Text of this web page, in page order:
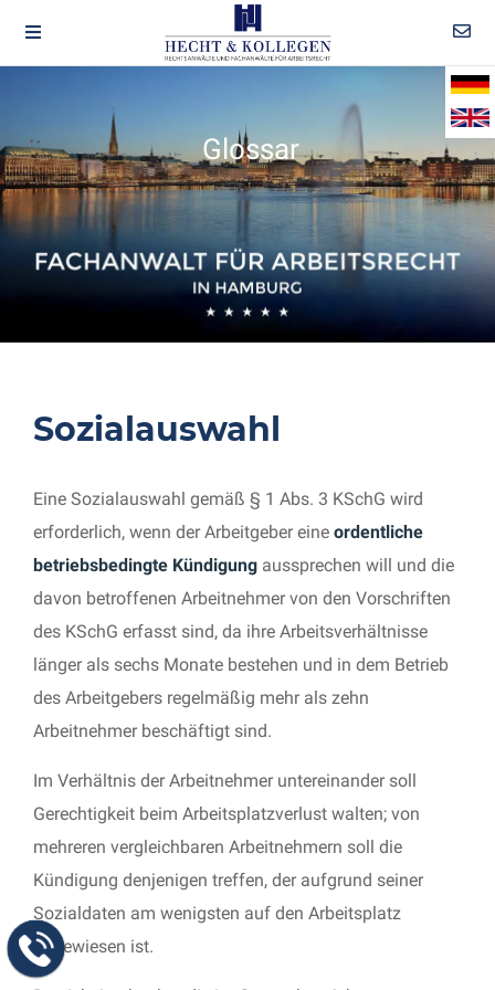
Glossar
Sozialauswahl
Eine Sozialauswahl gemäß § 1 Abs. 3 KSchG wird
erforderlich, wenn der Arbeitgeber eine ordentliche
betriebsbedingte Kündigung aussprechen will und die
davon betroffenen Arbeitnehmer von den Vorschriften
des KSchG erfasst sind, da ihre Arbeitsverhältnisse
länger als sechs Monate bestehen und in dem Betrieb
des Arbeitgebers regelmäßig mehr als zehn
Arbeitnehmer beschäftigt sind.
Im Verhältnis der Arbeitnehmer untereinander soll
Gerechtigkeit beim Arbeitsplatzverlust walten; von
mehreren vergleichbaren Arbeitnehmern soll die
Kündigung denjenigen treffen, der aufgrund seiner
Sozialdaten am wenigsten auf den Arbeitsplatz
angewiesen ist.